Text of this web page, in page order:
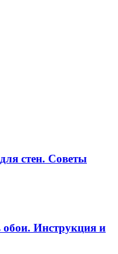
стен. Советы
Инструкция и